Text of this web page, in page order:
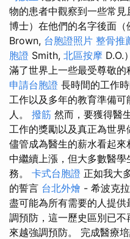
物的患者中觀察到一些常
博士）在他們的名字後面（
Brown, 台胞證照片 整骨推
胞證 Smith, 北區按摩 D.O.
滿了世界上一些最受尊敬的
申請台胞證 長時間的工作
工作以及多年的教育準備
人。 撥筋 然而，要獲得醫
工作的獎勵以及真正為世界
儘管成為醫生的薪水看起
中繼續上漲，但大多數醫
務。 卡式台胞證 正如我大
的誓言 台北外燴 - 希波克
盡可能為所有需要的人提
調預防，這一歷史區別已
來越強調預防。 完成醫療